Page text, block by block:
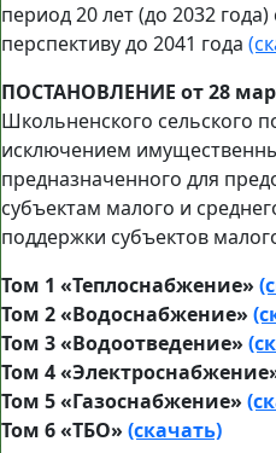
период 20 лет (до 2032
перспективу до 2041 года
ПОСТАНОВЛЕНИЕ от 28
Школьненского сельского
исключением
предназначенного для
субъектам малого и
поддержки субъектов
Том 1 «Теплоснабжение»
Том 2 «Водоснабжение»
Том 3 «Водоотведение»
Том 4
Том 5 «Газоснабжение»
Том 6 «ТБО» (скачать)